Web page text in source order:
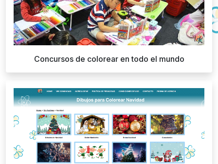
Concursos de colorear en todo el mundo